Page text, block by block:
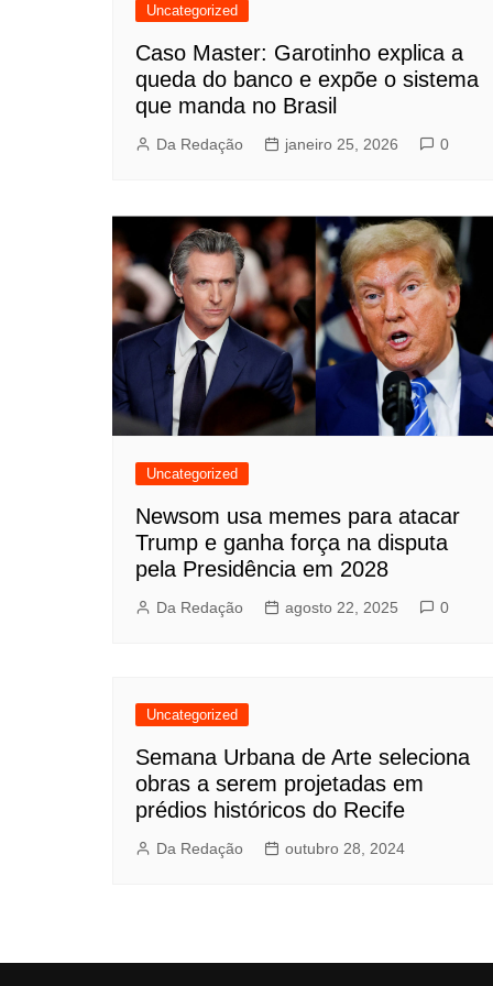
Uncategorized
Caso Master: Garotinho explica a
queda do banco e expõe o sistema
que manda no Brasil
Da Redação janeiro 25, 2026 0
Uncategorized
Newsom usa memes para atacar
Trump e ganha força na disputa
pela Presidência em 2028
Da Redação agosto 22, 2025 0
Uncategorized
Semana Urbana de Arte seleciona
obras a serem projetadas em
prédios históricos do Recife
Da Redação outubro 28, 2024